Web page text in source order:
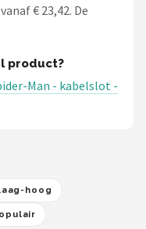
€ 23,42. De
product?
Man - kabelslot -
hoog